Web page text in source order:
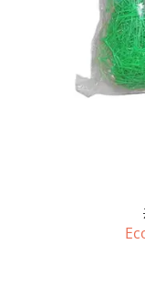
Articole Sportive
Cutii postale
Electronice si
Incalzire si racire
Accesorii gresie si
Accesorii pentru